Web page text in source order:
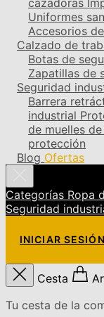
cazadoras
Uniformes
Accesorios
Calzado de
Botas de
Zapatillas de
Seguridad
Barrera
industrial
de muelles
protección
Blog Ofertas
Categorías Ropa
Seguridad
INICIAR SESIÓN
Cesta
Tu cesta de la